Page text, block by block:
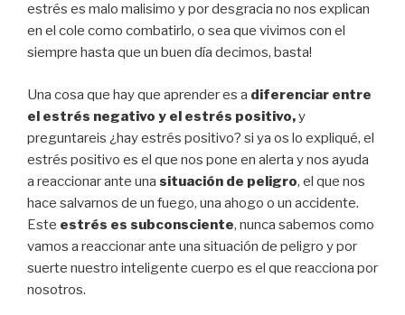
estrés es malo malisimo y por desgracia no nos explican
en el cole como combatirlo, o sea que vivimos con el
siempre hasta que un buen día decimos, basta!
Una cosa que hay que aprender es a diferenciar entre
el estrés negativo y el estrés positivo,y
preguntareis ¿hay estrés positivo? si ya os lo expliqué, el
estrés positivo es el que nos pone en alerta y nos ayuda
a reaccionar ante una situación de peligro, el que nos
hace salvarnos de un fuego, una ahogo o un accidente.
Este estrés es subconsciente, nunca sabemos como
vamos a reaccionar ante una situación de peligro y por
suerte nuestro inteligente cuerpo es el que reacciona por
nosotros.